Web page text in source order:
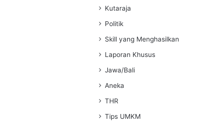
Kutaraja
Politik
Skill yang Menghasilkan
Laporan Khusus
Jawa/Bali
Aneka
THR
Tips UMKM